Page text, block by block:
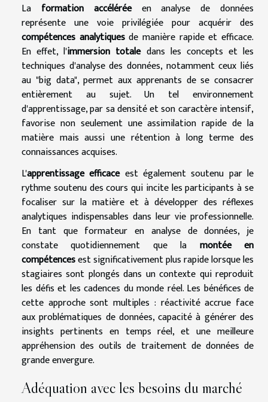
La formation accéléréeen analyse de données
représente une voie privilégiée pour acquérir des
compétences analytiquesde manière rapide et efficace.
En effet, l'immersion totaledans les concepts et les
techniques d'analyse des données, notamment ceux liés
au "big data", permet aux apprenants de se consacrer
entièrement au sujet. Un tel environnement
d'apprentissage, par sa densité et son caractère intensif,
favorise non seulement une assimilation rapide de la
matière mais aussi une rétention à long terme des
connaissances acquises.
L'apprentissage efficaceest également soutenu par le
rythme soutenu des cours qui incite les participants à se
focaliser sur la matière et à développer des réflexes
analytiques indispensables dans leur vie professionnelle.
En tant que formateur en analyse de données, je
constate quotidiennement que la montée en
compétencesest significativement plus rapide lorsque les
stagiaires sont plongés dans un contexte qui reproduit
les défis et les cadences du monde réel. Les bénéfices de
cette approche sont multiples : réactivité accrue face
aux problématiques de données, capacité à générer des
insights pertinents en temps réel, et une meilleure
appréhension des outils de traitement de données de
grande envergure.
Adéquation avec les besoins du marché